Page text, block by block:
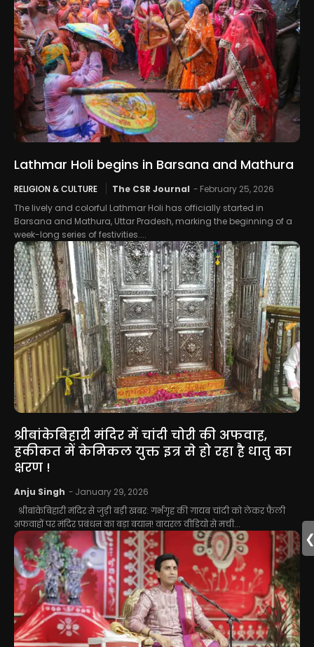
Lathmar Holi begins in Barsana and Mathura
RELIGION & CULTURE The CSR Journal - February 25, 2026
The lively and colorful Lathmar Holi has officially started in
Barsana and Mathura, Uttar Pradesh, marking the beginning of a
week-long series of festivities....
श्रीबांकेबिहारी मंदिर में चांदी चोरी की अफवाह,
हकीकत में केमिकल युक्त इत्र से हो रहा है धातु का
क्षरण !
Anju Singh - January 29, 2026
श्रीबांकेबिहारी मंदिर से जुड़ी बड़ी खबर: गर्भगृह की ग़ायब चांदी को लेकर फैली
अफवाहों पर मंदिर प्रबंधन का बड़ा बयान! वायरल वीडियो से मची...